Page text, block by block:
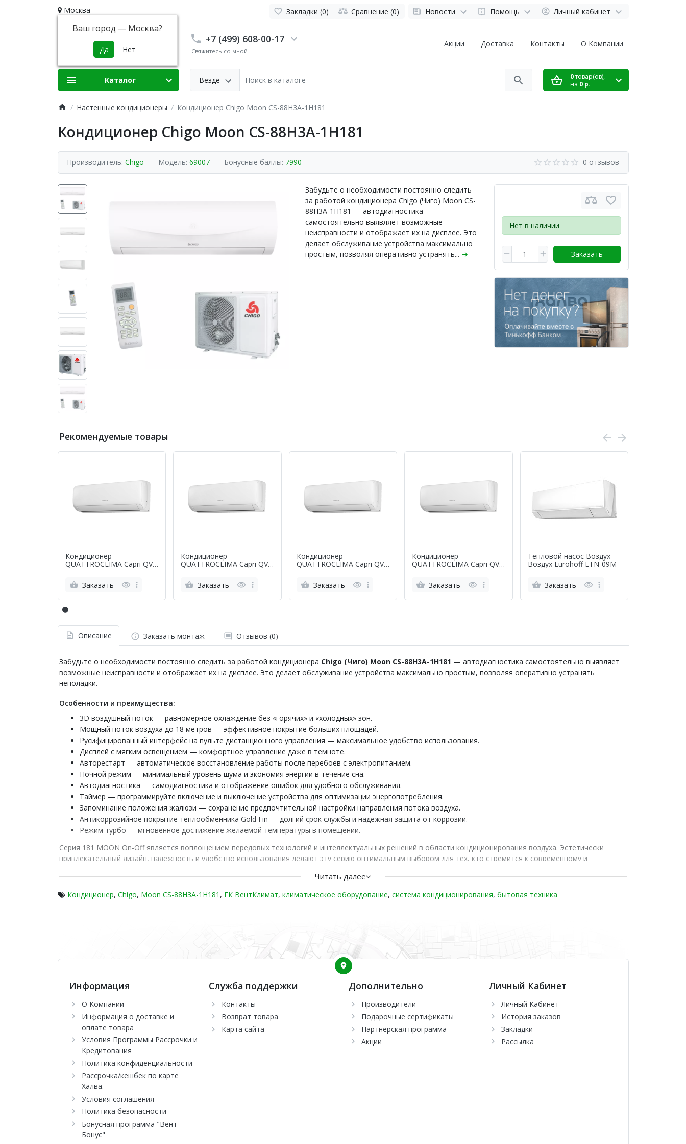
Москва
Ваш город — Москва?
Закладки (0) Сравнение (0) Новости Помощь Личный кабинет
+7 (499) 608-00-17
Свяжитесь со мной
Везде
Акции Доставка Контакты О Компании
0товар(ов),
на 0 р.
Каталог
Настенные кондиционеры Кондиционер Chigo Moon CS-88H3A-1H181
Кондиционер Chigo Moon CS-88H3A-1H181
Производитель: Chigo Модель: 69007 Бонусные баллы: 7990 0 отзывов
Нет в наличии
Заказать
Забудьте о необходимости постоянно следить
за работой кондиционера Chigo (Чиго) Moon CS-
88H3A-1H181 — автодиагностика
самостоятельно выявляет возможные
неисправности и отображает их на дисплее. Это
делает обслуживание устройства максимально
простым, позволяя оперативно устранять... →
Рекомендуемые товары
Кондиционер
QUATTROCLIMA Capri QV-
Заказать
Кондиционер
QUATTROCLIMA Capri QV-
Заказать
Кондиционер
QUATTROCLIMA Capri QV-
Заказать
Кондиционер
QUATTROCLIMA Capri QV-
Заказать
Тепловой насос Воздух-
Воздух Eurohoff ETN-09M
Заказать
Описание Заказать монтаж Отзывов (0)
Забудьте о необходимости постоянно следить за работой кондиционера Chigo (Чиго) Moon CS-88H3A-1H181 — автодиагностика самостоятельно выявляет
возможные неисправности и отображает их на дисплее. Это делает обслуживание устройства максимально простым, позволяя оперативно устранять
неполадки.
Особенности и преимущества:
3D воздушный поток — равномерное охлаждение без «горячих» и «холодных» зон.
Мощный поток воздуха до 18 метров — эффективное покрытие больших площадей.
Русифицированный интерфейс на пульте дистанционного управления — максимальное удобство использования.
Дисплей с мягким освещением — комфортное управление даже в темноте.
Авторестарт — автоматическое восстановление работы после перебоев с электропитанием.
Ночной режим — минимальный уровень шума и экономия энергии в течение сна.
Автодиагностика — самодиагностика и отображение ошибок для удобного обслуживания.
Таймер — программируйте включение и выключение устройства для оптимизации энергопотребления.
Запоминание положения жалюзи — сохранение предпочтительной настройки направления потока воздуха.
Антикоррозийное покрытие теплообменника Gold Fin — долгий срок службы и надежная защита от коррозии.
Режим турбо — мгновенное достижение желаемой температуры в помещении.
Серия 181 MOON On-Off является воплощением передовых технологий и интеллектуальных решений в области кондиционирования воздуха. Эстетически
привлекательный дизайн, надежность и удобство использования делают эту серию оптимальным выбором для тех, кто стремится к современному и
Читать далее
Кондиционер, Chigo, Moon CS-88H3A-1H181 , ГК ВентКлимат, климатическое оборудование, система кондиционирования, бытовая техника
Информация
О Компании
Информация о доставке и
оплате товара
Условия Программы Рассрочки и
Кредитования
Политика конфиденциальности
Рассрочка/кешбек по карте
Халва.
Условия соглашения
Политика безопасности
Бонусная программа "Вент-
Бонус"
Служба поддержки
Контакты
Возврат товара
Карта сайта
Дополнительно
Производители
Подарочные сертификаты
Партнерская программа
Акции
Личный Кабинет
Личный Кабинет
История заказов
Закладки
Рассылка